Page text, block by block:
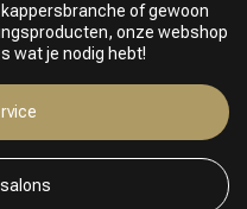
of gewoon
onze webshop
wat je nodig hebt!